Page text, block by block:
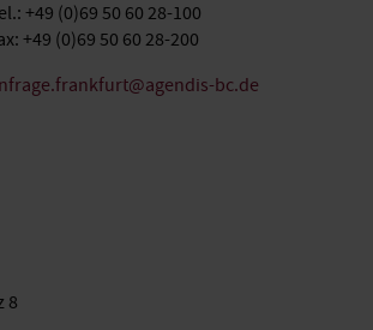
+49 (0)69 50 60 28-100
+49 (0)69 50 60 28-200
bc.de
8